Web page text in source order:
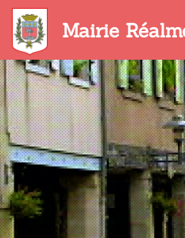
Aller
contenu
principal
Mairie